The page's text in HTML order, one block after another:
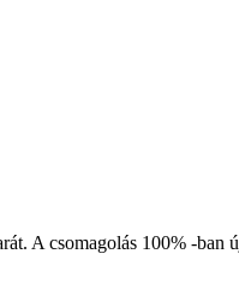
A csomagolás 100% -